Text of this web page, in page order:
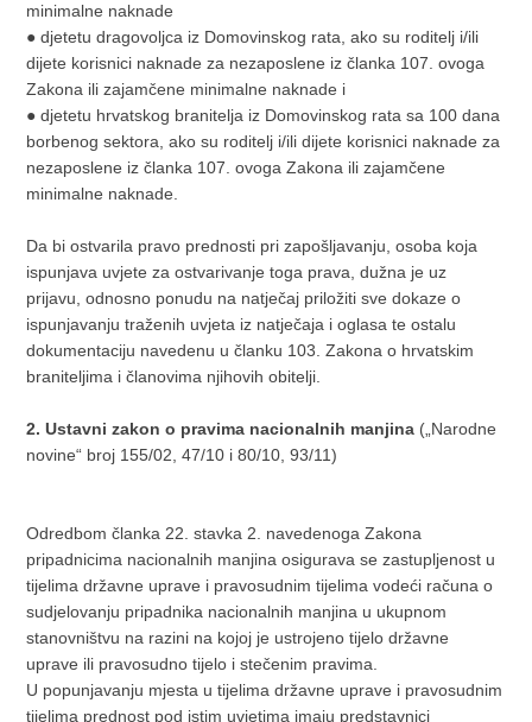
minimalne naknade
● djetetu dragovoljca iz Domovinskog rata, ako su roditelj i/ili
dijete korisnici naknade za nezaposlene iz članka 107. ovoga
Zakona ili zajamčene minimalne naknade i
● djetetu hrvatskog branitelja iz Domovinskog rata sa 100 dana
borbenog sektora, ako su roditelj i/ili dijete korisnici naknade za
nezaposlene iz članka 107. ovoga Zakona ili zajamčene
minimalne naknade.
Da bi ostvarila pravo prednosti pri zapošljavanju, osoba koja
ispunjava uvjete za ostvarivanje toga prava, dužna je uz
prijavu, odnosno ponudu na natječaj priložiti sve dokaze o
ispunjavanju traženih uvjeta iz natječaja i oglasa te ostalu
dokumentaciju navedenu u članku 103. Zakona o hrvatskim
braniteljima i članovima njihovih obitelji.
2. Ustavni zakon o pravima nacionalnih manjina („Narodne
novine“ broj 155/02, 47/10 i 80/10, 93/11)
Odredbom članka 22. stavka 2. navedenoga Zakona
pripadnicima nacionalnih manjina osigurava se zastupljenost u
tijelima državne uprave i pravosudnim tijelima vodeći računa o
sudjelovanju pripadnika nacionalnih manjina u ukupnom
stanovništvu na razini na kojoj je ustrojeno tijelo državne
uprave ili pravosudno tijelo i stečenim pravima.
U popunjavanju mjesta u tijelima državne uprave i pravosudnim
tijelima prednost pod istim uvjetima imaju predstavnici